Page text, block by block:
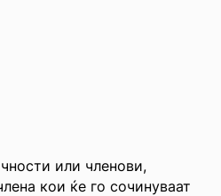
или членови,
кои ќе го сочинуваат